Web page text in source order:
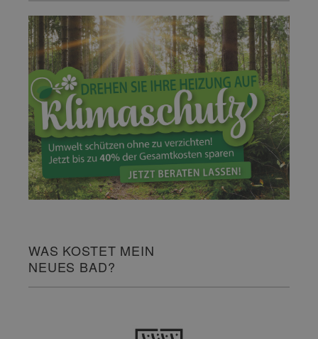
WAS KOSTET MEIN
NEUES BAD?